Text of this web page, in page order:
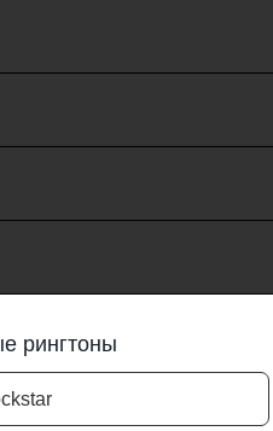
рингтоны